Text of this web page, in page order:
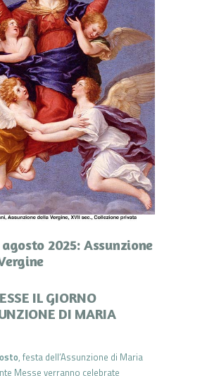
2025: Assunzione
IL GIORNO
DI MARIA
, festa dell’Assunzione di Maria
Messe verranno celebrate